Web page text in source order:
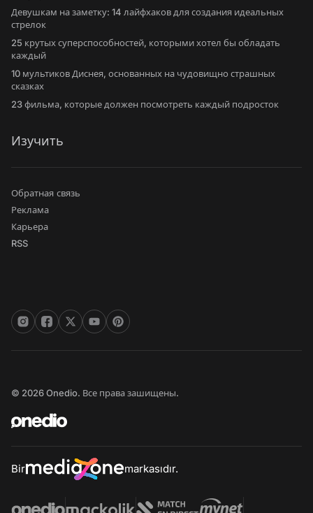
Девушкам на заметку: 14 лайфхаков для создания идеальных
стрелок
25 крутых суперспособностей, которыми хотел бы обладать
каждый
10 мультиков Диснея, основанных на чудовищно страшных
сказках
23 фильма, которые должен посмотреть каждый подросток
Изучить
Обратная связь
Реклама
Карьера
RSS
© 2026 Onedio. Все права зашищены.
Bir markasıdır.